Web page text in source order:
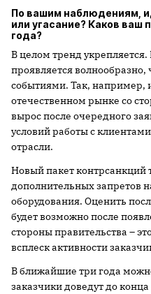
По вашим наблюдениям,
или угасание? Каков ваш
года?
В целом тренд
проявляется
событиями. Так, например,
отечественном рынке со
вырос после очередного
условий работы с
отрасли.
Новый пакет контрсанкций
дополнительных запретов
оборудования. Оценить
будет возможно после
стороны правительства –
всплеск активности
В ближайшие три года
заказчики доведут до